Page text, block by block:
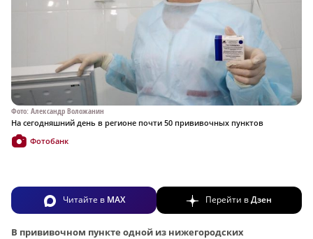
Фото: Александр Воложанин
На сегодняшний день в регионе почти 50 прививочных пунктов
Фотобанк
Читайте в MAX Перейти вДзен
В прививочном пункте одной из нижегородских